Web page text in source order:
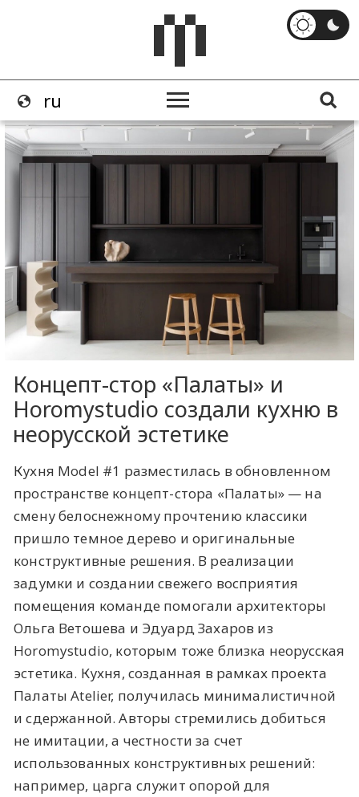
Концепт-стор «Палаты» и
Horomystudio создали кухню в
неорусской эстетике
Кухня Model #1 разместилась в обновленном
пространстве концепт-стора «Палаты» — на
смену белоснежному прочтению классики
пришло темное дерево и оригинальные
конструктивные решения. В реализации
задумки и создании свежего восприятия
помещения команде помогали архитекторы
Ольга Ветошева и Эдуард Захаров из
Horomystudio, которым тоже близка неорусская
эстетика. Кухня, созданная в рамках проекта
Палаты Atelier, получилась минималистичной
и сдержанной. Авторы стремились добиться
не имитации, а честности за счет
использованных конструктивных решений:
например, царга служит опорой для